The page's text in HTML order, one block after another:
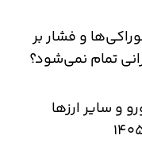
خوراکی‌ها و فشار بر
تمام نمی‌شود؟
و سایر ارزها